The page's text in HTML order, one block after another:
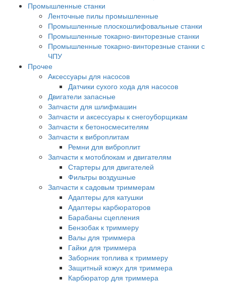
Промышленные станки
Ленточные пилы промышленные
Промышленные плоскошлифовальные станки
Промышленные токарно-винторезные станки
Промышленные токарно-винторезные станки с
ЧПУ
Прочее
Аксессуары для насосов
Датчики сухого хода для насосов
Двигатели запасные
Запчасти для шлифмашин
Запчасти и аксессуары к снегоуборщикам
Запчасти к бетоносмесителям
Запчасти к виброплитам
Ремни для виброплит
Запчасти к мотоблокам и двигателям
Стартеры для двигателей
Фильтры воздушные
Запчасти к садовым триммерам
Адаптеры для катушки
Адаптеры карбюраторов
Барабаны сцепления
Бензобак к триммеру
Валы для триммера
Гайки для триммера
Заборник топлива к триммеру
Защитный кожух для триммера
Карбюратор для триммера